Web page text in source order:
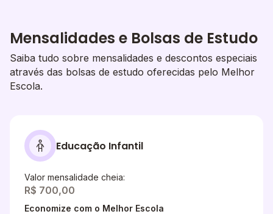
Mensalidades e Bolsas de Estudo
Saiba tudo sobre mensalidades e descontos especiais
através das bolsas de estudo oferecidas pelo Melhor
Escola.
Educação Infantil
Valor mensalidade cheia:
R$ 700,00
Economize com o Melhor Escola